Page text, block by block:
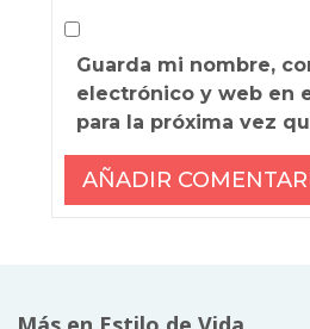
Guarda mi nombre,
electrónico y web en
para la próxima vez